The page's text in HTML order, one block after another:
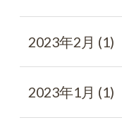
2023年2月 (1)
2023年1月 (1)